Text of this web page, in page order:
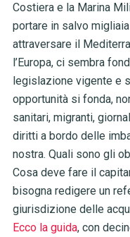
Costiera e la Marina
portare in salvo
attraversare il
l’Europa, ci sembra
legislazione vigente e
opportunità si fonda,
sanitari, migranti,
diritti a bordo delle
nostra. Quali sono gli
Cosa deve fare il
bisogna redigere un
giurisdizione delle
Ecco la guida, con